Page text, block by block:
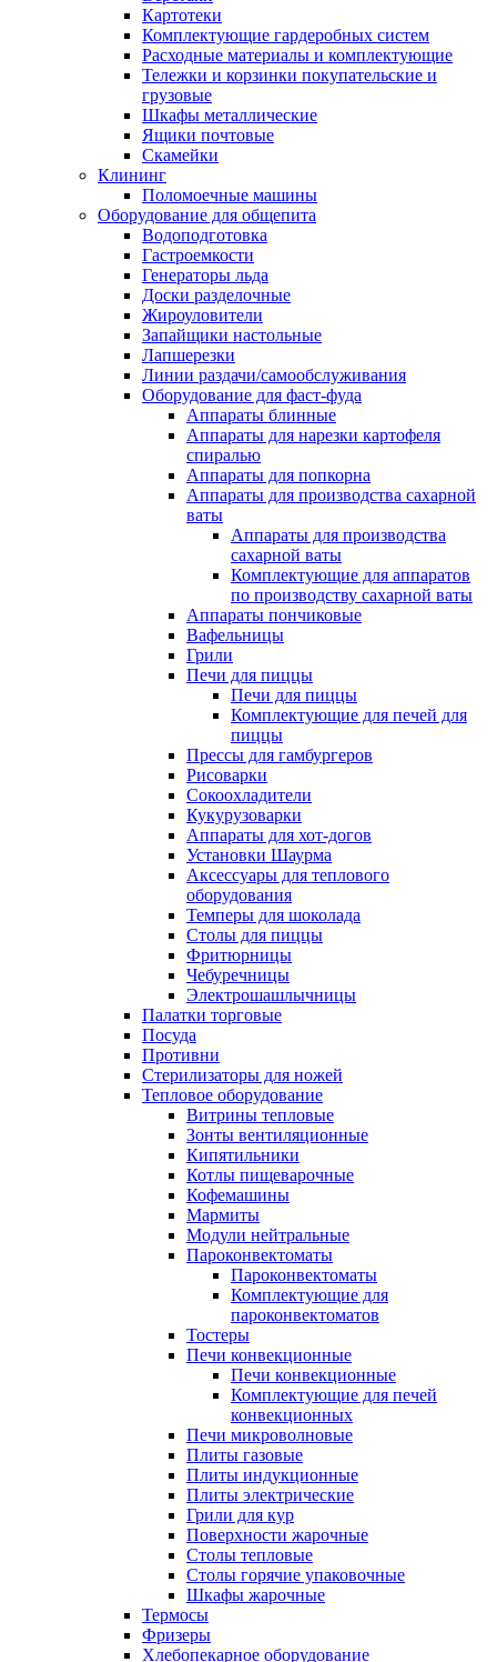
Картотеки
Комплектующие гардеробных систем
Расходные материалы и комплектующие
Тележки и корзинки покупательские и
грузовые
Шкафы металлические
Ящики почтовые
Скамейки
Клининг
Поломоечные машины
Оборудование для общепита
Водоподготовка
Гастроемкости
Генераторы льда
Доски разделочные
Жироуловители
Запайщики настольные
Лапшерезки
Линии раздачи/самообслуживания
Оборудование для фаст-фуда
Аппараты блинные
Аппараты для нарезки картофеля
спиралью
Аппараты для попкорна
Аппараты для производства сахарной
ваты
Аппараты для производства
сахарной ваты
Комплектующие для аппаратов
по производству сахарной ваты
Аппараты пончиковые
Вафельницы
Грили
Печи для пиццы
Печи для пиццы
Комплектующие для печей для
пиццы
Прессы для гамбургеров
Рисоварки
Сокоохладители
Кукурузоварки
Аппараты для хот-догов
Установки Шаурма
Аксессуары для теплового
оборудования
Темперы для шоколада
Столы для пиццы
Фритюрницы
Чебуречницы
Электрошашлычницы
Палатки торговые
Посуда
Противни
Стерилизаторы для ножей
Тепловое оборудование
Витрины тепловые
Зонты вентиляционные
Кипятильники
Котлы пищеварочные
Кофемашины
Мармиты
Модули нейтральные
Пароконвектоматы
Пароконвектоматы
Комплектующие для
пароконвектоматов
Тостеры
Печи конвекционные
Печи конвекционные
Комплектующие для печей
конвекционных
Печи микроволновые
Плиты газовые
Плиты индукционные
Плиты электрические
Грили для кур
Поверхности жарочные
Столы тепловые
Столы горячие упаковочные
Шкафы жарочные
Термосы
Фризеры
Хлебопекарное оборудование